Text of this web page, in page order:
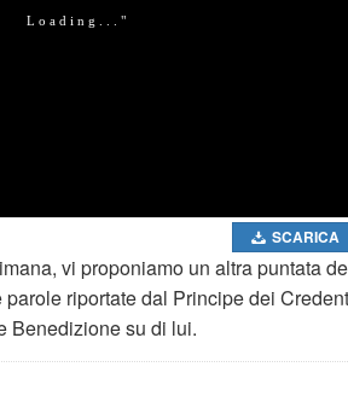
SCARICA
vi proponiamo un altra puntata
riportate dal Principe dei
Benedizione su di lui.